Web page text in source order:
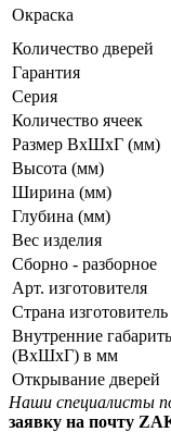
Окраска
Количество дверей
Гарантия
Серия
Количество ячеек
Размер ВхШхГ (мм)
Высота (мм)
Ширина (мм)
Глубина (мм)
Вес изделия
Сборно - разборное
Арт. изготовителя
Страна изготовитель
Внутренние
(ВхШхГ) в мм
Открывание дверей
Наши специалисты
заявку на почту